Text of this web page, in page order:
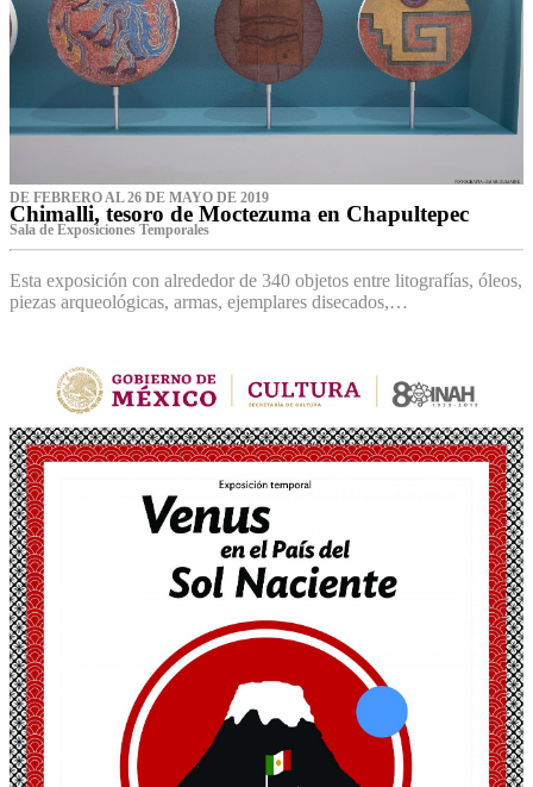
DE FEBRERO AL 26 DE MAYO DE 2019
Chimalli, tesoro de Moctezuma en Chapultepec
Sala de Exposiciones Temporales
Esta exposición con alrededor de 340 objetos entre litografías, óleos,
piezas arqueológicas, armas, ejemplares disecados,…